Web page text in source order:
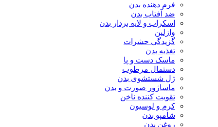
فرم دهنده بدن
ضد آفتاب بدن
اسکراب و لایه بردار بدن
وازلین
گزیدگی حشرات
تغذیه بدن
ماسک دست و پا
دستمال مرطوب
ژل شستشوی بدن
ماساژور صورت و بدن
تقویت کننده ناخن
کرم و لوسیون
شامپو بدن
روغن بدن